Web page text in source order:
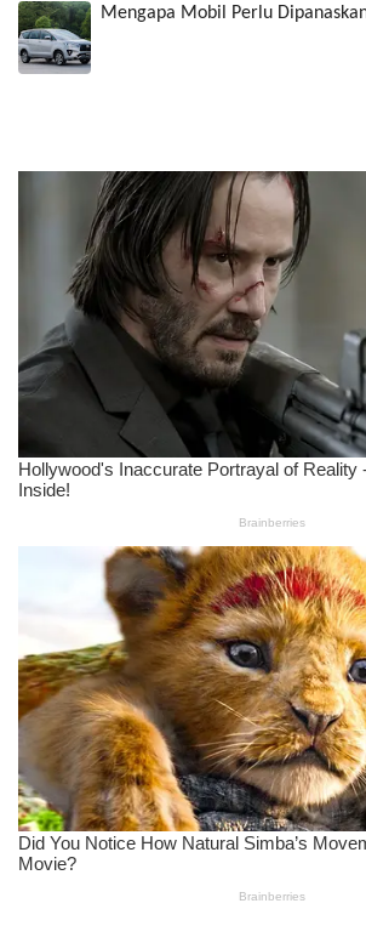
Mengapa Mobil Perlu